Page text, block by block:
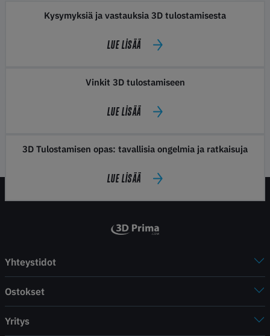
Kysymyksiä ja vastauksia 3D tulostamisesta
LUE LISÄÄ
Vinkit 3D tulostamiseen
LUE LISÄÄ
3D Tulostamisen opas: tavallisia ongelmia ja ratkaisuja
LUE LISÄÄ
Yhteystidot
Ostokset
Yritys